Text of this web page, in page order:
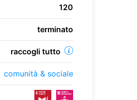
120
terminato
raccogli tutto
comunità & sociale